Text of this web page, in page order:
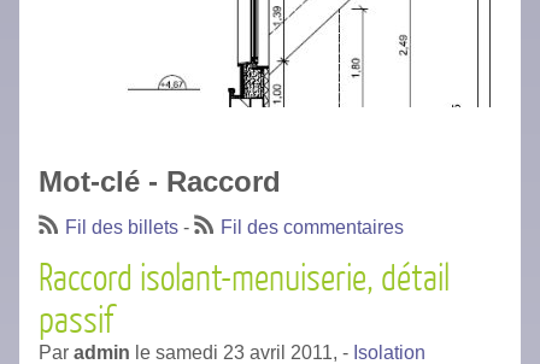
Mot-clé - Raccord
Fil des billets - Fil des commentaires
Raccord isolant-menuiserie, détail
passif
Par admin le samedi 23 avril 2011, - Isolation